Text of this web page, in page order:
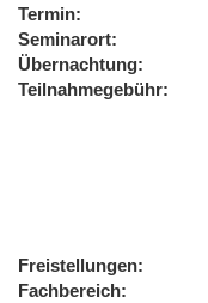
Termin
Seminarort
Übernachtung
Teilnahmegebühr
Freistellungen
Fachbereich